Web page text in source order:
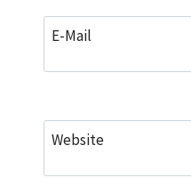
E-Mail
Website